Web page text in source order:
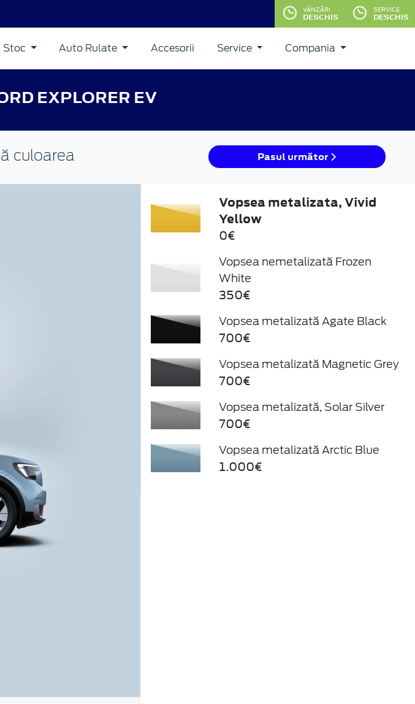
VĂNZĂRI
DESCHIS
SERVICE
DESCHIS
Stoc Auto Rulate Accesorii Service Compania
EXPLORER EV
culoarea Pasul următor
Vopsea metalizata, Vivid
Yellow
0€
Vopsea nemetalizată Frozen
White
350€
Vopsea metalizată Agate Black
700€
Vopsea metalizată Magnetic Grey
700€
Vopsea metalizată, Solar Silver
700€
Vopsea metalizată Arctic Blue
1.000€